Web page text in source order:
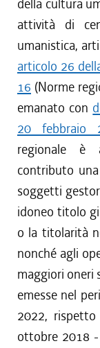
della cultura
attività di
umanistica,
articolo 26
16 (Norme
emanato con
20 febbraio
regionale è
contributo
soggetti
idoneo titolo
o la titolarità
nonché agli
maggiori oneri
emesse nel
2022,
ottobre 2018